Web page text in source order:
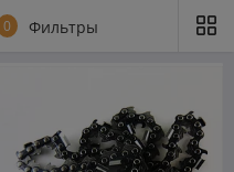
0 Фильтры